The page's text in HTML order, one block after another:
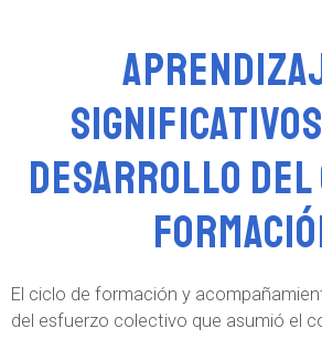
desarrollo del
El ciclo de formación y
del esfuerzo colectivo que asumió el